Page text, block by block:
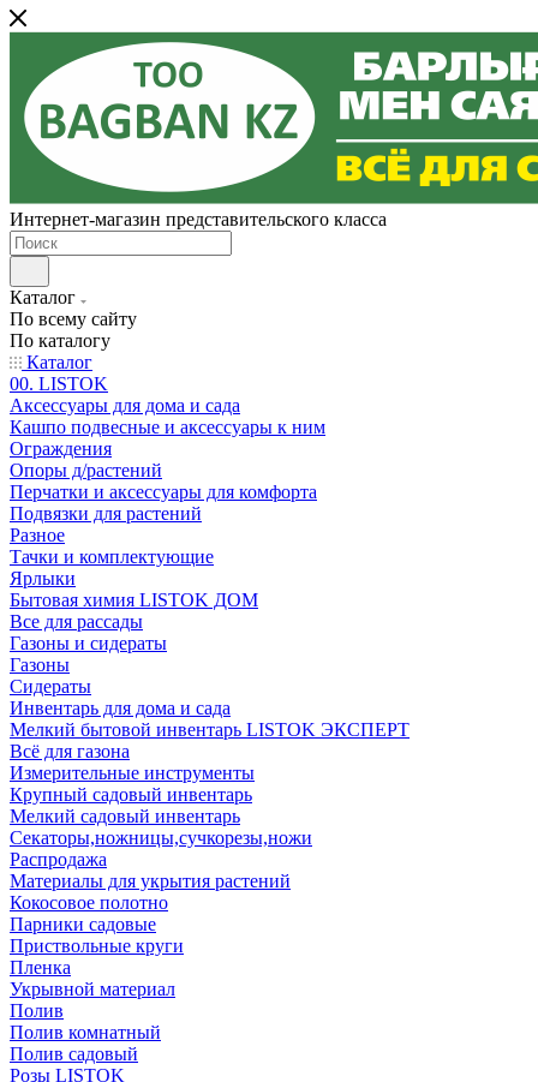
Интернет-магазин представительского класса
Каталог
По всему сайту
По каталогу
Каталог
00. LISTOK
Аксессуары для дома и сада
Кашпо подвесные и аксессуары к ним
Ограждения
Опоры д/растений
Перчатки и аксессуары для комфорта
Подвязки для растений
Разное
Тачки и комплектующие
Ярлыки
Бытовая химия LISTOK ДОМ
Все для рассады
Газоны и сидераты
Газоны
Сидераты
Инвентарь для дома и сада
Мелкий бытовой инвентарь LISTOK ЭКСПЕРТ
Всё для газона
Измерительные инструменты
Крупный садовый инвентарь
Мелкий садовый инвентарь
Секаторы,ножницы,сучкорезы,ножи
Распродажа
Материалы для укрытия растений
Кокосовое полотно
Парники садовые
Приствольные круги
Пленка
Укрывной материал
Полив
Полив комнатный
Полив садовый
Розы LISTOK